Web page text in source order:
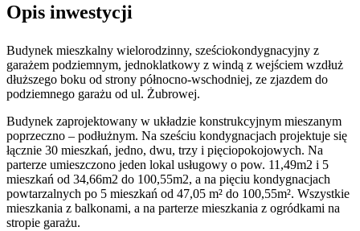
Opis inwestycji
Budynek mieszkalny wielorodzinny, sześciokondygnacyjny z
garażem podziemnym, jednoklatkowy z windą z wejściem wzdłuż
dłuższego boku od strony północno-wschodniej, ze zjazdem do
podziemnego garażu od ul. Żubrowej.
Budynek zaprojektowany w układzie konstrukcyjnym mieszanym
poprzeczno – podłużnym. Na sześciu kondygnacjach projektuje się
łącznie 30 mieszkań, jedno, dwu, trzy i pięciopokojowych. Na
parterze umieszczono jeden lokal usługowy o pow. 11,49m2 i 5
mieszkań od 34,66m2 do 100,55m2, a na pięciu kondygnacjach
powtarzalnych po 5 mieszkań od 47,05 m² do 100,55m². Wszystkie
mieszkania z balkonami, a na parterze mieszkania z ogródkami na
stropie garażu.